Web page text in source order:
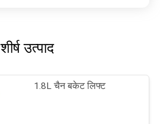
शीर्ष उत्पाद
1.8L चैन बकेट लिफ्ट